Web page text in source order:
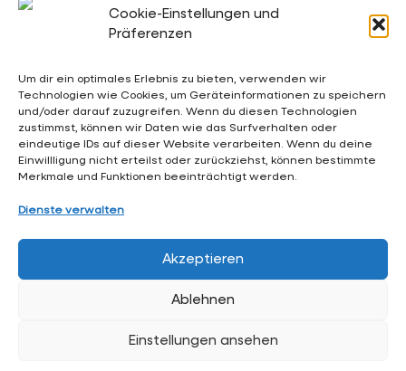
Cookie-Einstellungen und
Präferenzen
Um dir ein optimales Erlebnis zu bieten, verwenden wir
Technologien wie Cookies, um Geräteinformationen zu speichern
und/oder darauf zuzugreifen. Wenn du diesen Technologien
zustimmst, können wir Daten wie das Surfverhalten oder
eindeutige IDs auf dieser Website verarbeiten. Wenn du deine
Einwillligung nicht erteilst oder zurückziehst, können bestimmte
Merkmale und Funktionen beeinträchtigt werden.
Dienste verwalten
Akzeptieren
Ablehnen
Einstellungen ansehen
unvergessliche Tage voller neuer Eindrücke,
spannender Gespräche und kultureller
02053 4969 0
sekretariat@waldschloesschen.schule
FAQ - Häufig gestellte Fragen
Impressum
Datenschutzerklärung
Hintergrundgrafiken:RKW Architektur +